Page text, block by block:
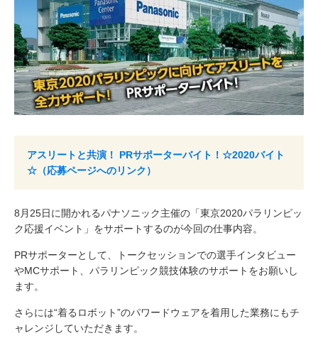
アスリートと共演！ PRサポーターバイト！☆2020バイト
☆（応募ページへのリンク）
8月25日に開かれるパナソニック主催の「東京2020パラリンピッ
ク応援イベント」をサポートするのが今回の仕事内容。
PRサポーターとして、トークセッションでの選手インタビュー
やMCサポート、パラリンピック競技体験のサポートをお願いし
ます。
さらには“着るロボット”のパワードウェアを着用した業務にもチ
ャレンジしていただきます。